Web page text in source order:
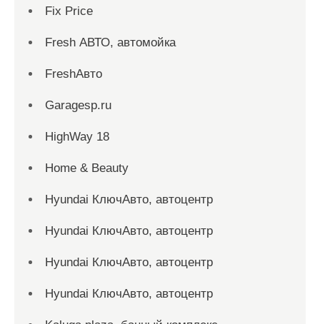
Fix Price
Fresh АВТО, автомойка
FreshАвто
Garagesp.ru
HighWay 18
Home & Beauty
Hyundai КлючАвто, автоцентр
Hyundai КлючАвто, автоцентр
Hyundai КлючАвто, автоцентр
Hyundai КлючАвто, автоцентр